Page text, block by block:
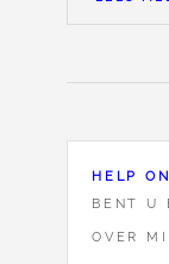
HELP
BENT U
OVER